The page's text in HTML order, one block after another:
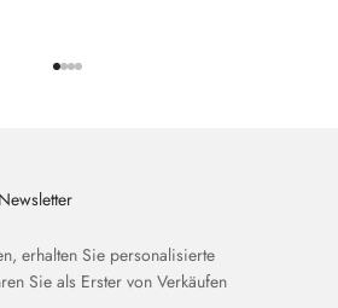
erhalten Sie personalisierte
Sie als Erster von Verkäufen